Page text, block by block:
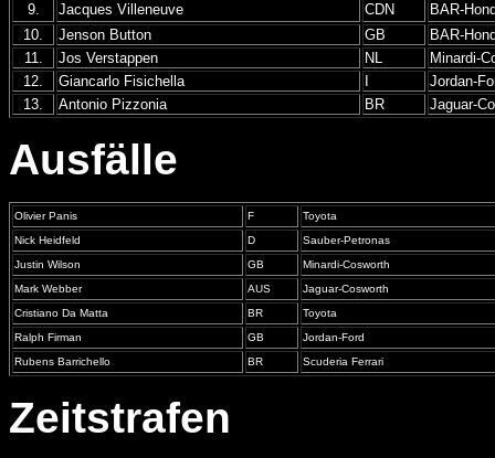
9.
Jacques Villeneuve CDN
BAR-
10.
Jenson Button GB
BAR-
11.
Jos Verstappen NL
Minardi-
12.
Giancarlo Fisichella
Jordan-
13.
Antonio Pizzonia BR Jaguar-
Ausfälle
Olivier Panis F
Toyota
Nick Heidfeld
D
Sauber-Petronas
Justin Wilson
GB
Minardi-Cosworth
Mark Webber
AUS
Jaguar-Cosworth
Cristiano Da Matta
BR
Toyota
Ralph Firman
GB
Jordan-Ford
Rubens Barrichello
BR Scuderia Ferrari
Zeitstrafen